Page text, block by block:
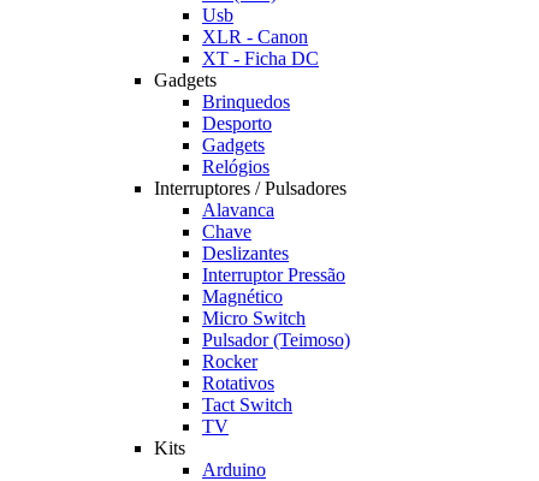
Usb
XLR - Canon
XT - Ficha DC
Gadgets
Brinquedos
Desporto
Gadgets
Relógios
Interruptores / Pulsadores
Alavanca
Chave
Deslizantes
Interruptor Pressão
Magnético
Micro Switch
Pulsador (Teimoso)
Rocker
Rotativos
Tact Switch
TV
Kits
Arduino